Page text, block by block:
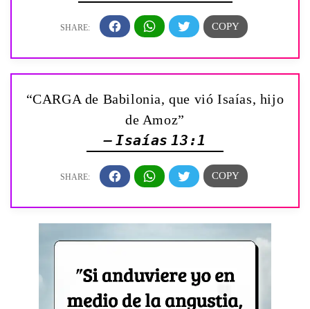
“CARGA de Babilonia, que vió Isaías, hijo
de Amoz”
— Isaías 13:1